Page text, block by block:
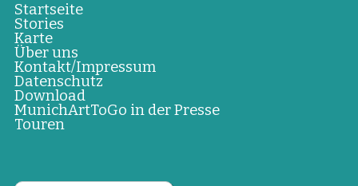
Startseite
Stories
Karte
Über uns
Kontakt/Impressum
Datenschutz
Download
MunichArtToGo in der Presse
Touren